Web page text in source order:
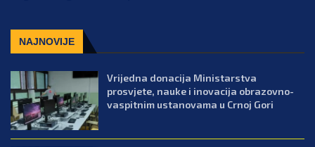
NAJNOVIJE
Vrijedna donacija Ministarstva
prosvjete, nauke i inovacija obrazovno-
vaspitnim ustanovama u Crnoj Gori